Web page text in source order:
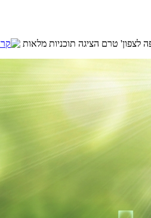
לצפון' טרם הציגה תוכניות מלאות